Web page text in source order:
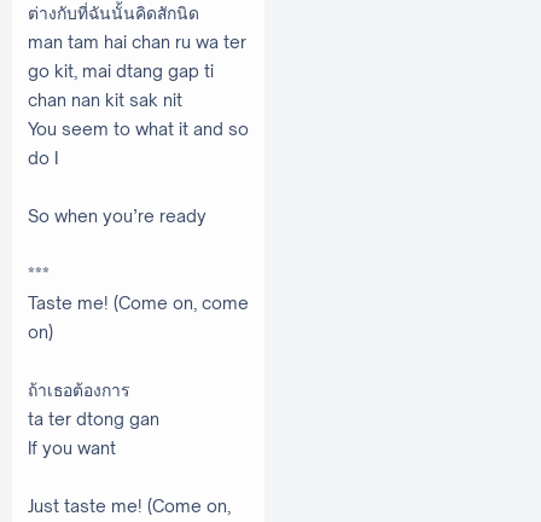
ต่างกับที่ฉันนั้นคิดสักนิด
man tam hai chan ru wa ter
go kit, mai dtang gap ti
chan nan kit sak nit
You seem to what it and so
do I
So when you’re ready
***
Taste me! (Come on, come
on)
ถ้าเธอต้องการ
ta ter dtong gan
If you want
Just taste me! (Come on,